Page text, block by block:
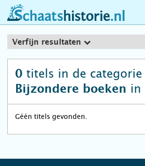
schaatshistorie.nl
Verfijn resultaten
0 titels in de categorie
Bijzondere boeken in
Géén titels gevonden.